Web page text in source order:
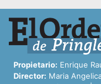
Propietario: Enrique
Director: Maria